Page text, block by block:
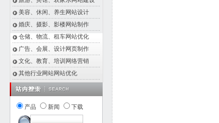
美容、休闲、养生网站设计
婚庆、摄影、影楼网站制作
仓储、物流、租车网站优化
广告、会展、设计网页制作
文化、教育、培训网络营销
其他行业网站网站优化
产品 新闻 下载